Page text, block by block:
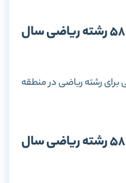
قبولی با رتبه 56000 تا 58000 رشته ریاضی سال
هیچ قبولی برای رشته ریاضی در منطقه
قبولی با رتبه 56000 تا 58000 رشته ریاضی سال